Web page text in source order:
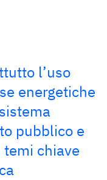
l’uso
energetiche
pubblico e
chiave